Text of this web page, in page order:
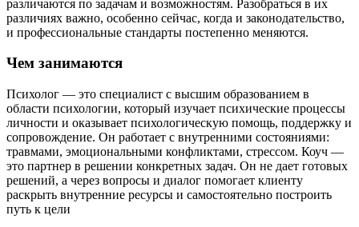
различаются по задачам и возможностям. Разобраться в их
различиях важно, особенно сейчас, когда и законодательство,
и профессиональные стандарты постепенно меняются.
Чем занимаются
Психолог — это специалист с высшим образованием в
области психологии, который изучает психические процессы
личности и оказывает психологическую помощь, поддержку и
сопровождение. Он работает с внутренними состояниями:
травмами, эмоциональными конфликтами, стрессом. Коуч —
это партнер в решении конкретных задач. Он не дает готовых
решений, а через вопросы и диалог помогает клиенту
раскрыть внутренние ресурсы и самостоятельно построить
путь к цели